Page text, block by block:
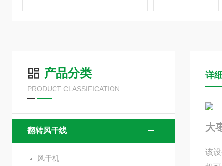
产品分类
PRODUCT CLASSIFICATION
翻转风干线
风干机
详
大
该